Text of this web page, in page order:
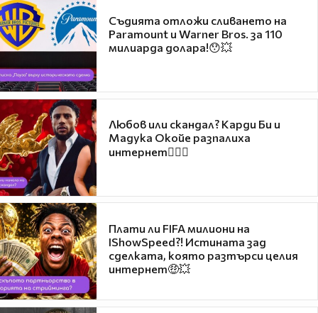
Съдията отложи сливането на
Paramount и Warner Bros. за 110
милиарда долара!😯💥
Любов или скандал? Карди Би и
Мадука Окойе разпалиха
интернет❤️‍🔥🔥
Плати ли FIFA милиони на
IShowSpeed?! Истината зад
сделката, която разтърси целия
интернет🤑💥